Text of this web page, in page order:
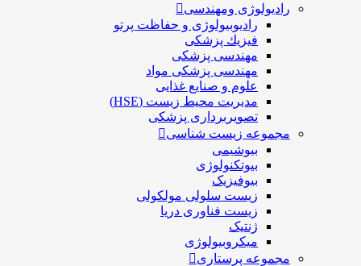
رادیولوژی ومهندسی
رادیوبیولوژی و حفاظت پرتو
فيزيك پزشکی
مهندسی پزشکی
مهندسی پزشکی مواد
علوم و صنايع غذایی
مدیریت محیط زیست (HSE)
تصویربرداری پزشکی
مجموعه زیست شناسی
بیوشیمی
بیوتکنولوژی
بیوفیزیک
زیست سلولی مولکولی
زیست فناوری دریا
ژنتیک
میکروبیولوژی
مجموعه پرستاری